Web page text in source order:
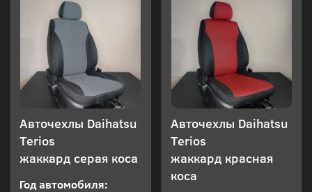
Авточехлы Daihatsu
Terios
жаккард серая коса
Год автомобиля:
Авточехлы Daihatsu
Terios
жаккард красная
коса